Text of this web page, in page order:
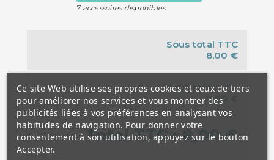
7 accessoires disponibles
Sous total TTC
8,00 €
Sous total TTC
0,00 €
Total TTC :8,00 €
Ce site Web utilise ses propres cookies et ceux de tiers
pour améliorer nos services et vous montrer des
publicités liées à vos préférences en analysant vos
habitudes de navigation. Pour donner votre
consentement à son utilisation, appuyez sur le bouton
Accepter.